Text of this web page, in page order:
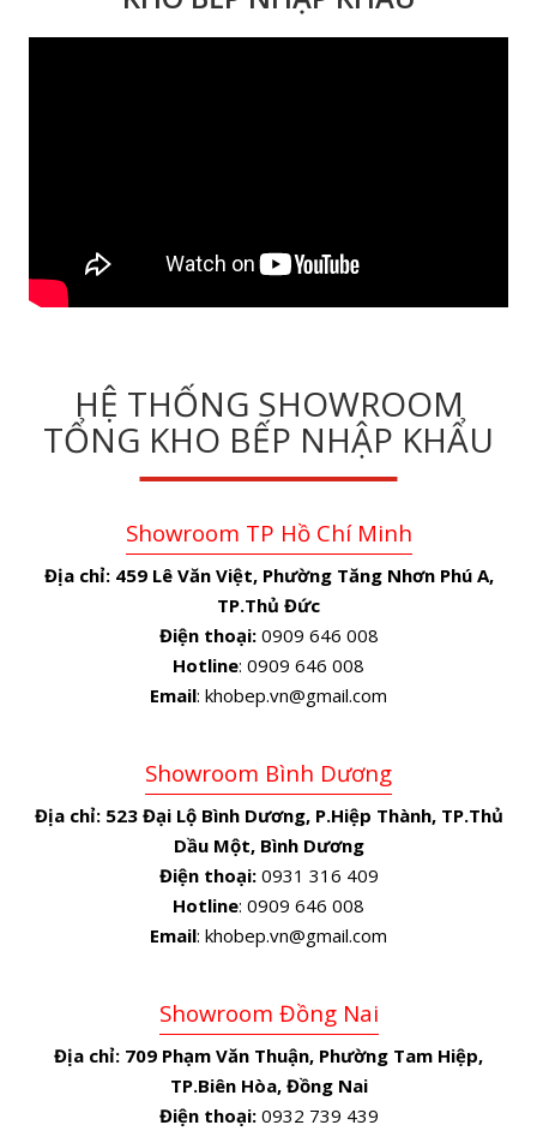
HỆ THỐNG SHOWROOM
TỔNG KHO BẾP NHẬP KHẨU
Showroom TP Hồ Chí Minh
Địa chỉ: 459 Lê Văn Việt, Phường Tăng Nhơn Phú A,
TP.Thủ Đức
Điện thoại:0909 646 008
Hotline: 0909 646 008
Email: khobep.vn@gmail.com
Showroom Bình Dương
Địa chỉ: 523 Đại Lộ Bình Dương, P.Hiệp Thành, TP.Thủ
Dầu Một, Bình Dương
Điện thoại:0931 316 409
Hotline: 0909 646 008
Email: khobep.vn@gmail.com
Showroom Đồng Nai
Địa chỉ: 709 Phạm Văn Thuận, Phường Tam Hiệp,
TP.Biên Hòa, Đồng Nai
Điện thoại:0932 739 439